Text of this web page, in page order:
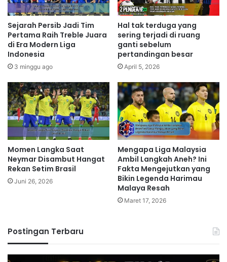
Sejarah Persib Jadi Tim
Pertama Raih Treble Juara
di Era Modern Liga
Indonesia
3 minggu ago
Hal tak terduga yang
sering terjadi di ruang
ganti sebelum
pertandingan besar
April 5, 2026
Momen Langka Saat
Neymar Disambut Hangat
Rekan Setim Brasil
Juni 26, 2026
Mengapa Liga Malaysia
Ambil Langkah Aneh? Ini
Fakta Mengejutkan yang
Bikin Legenda Harimau
Malaya Resah
Maret 17, 2026
Postingan Terbaru